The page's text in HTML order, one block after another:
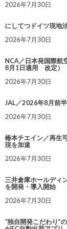
2026年7月30日
にしてつドイツ現地
2026年7月30日
NCA／日本発国際航
8月1日適用 改定）
2026年7月30日
JAL／2026年8月前
2026年7月30日
椿本チエイン／再生
現を加速
2026年7月30日
三井倉庫ホールディ
を開発・導入開始
2026年7月30日
“独自開発こだわり”